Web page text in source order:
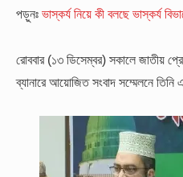
পড়ুনঃ ভাস্কর্য নিয়ে কী বলছে ভাস্কর্য
রোববার (১৩ ডিসেম্বর) সকালে জাতীয়
ব্যানারে আয়োজিত সংবাদ সম্মেলনে তিনি